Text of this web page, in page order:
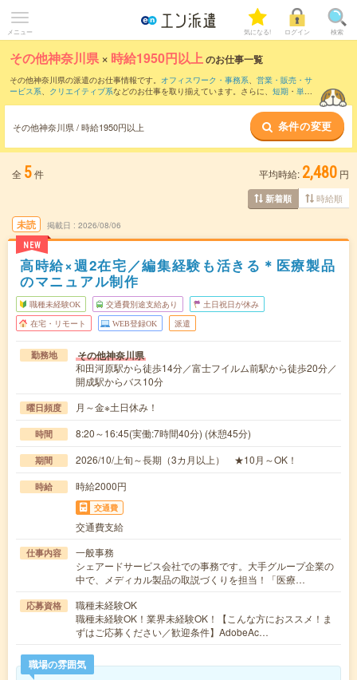
メニュー 気になる! ログイン 検索
その他神奈川県 × 時給1950円以上のお仕事一覧
その他神奈川県の派遣のお仕事情報です。 オフィスワーク・事務系、 営業・販売・サ
ービス系、 クリエイティブ系などのお仕事を取り揃えています。さらに、 短期 ・ 単発
その他神奈川県 / 時給1950円以上 条件の変更
全 5件 平均時給: 2,480 円
新着順 時給順
未読
NEW
掲載日 2026/08/06
高時給×週2在宅／編集経験も活きる＊医療製品
のマニュアル制作
職種未経験OK 交通費別途支給あり 土日祝日が休み
在宅・リモート WEB登録OK 派遣
勤務地 その他神奈川県
和田河原駅から徒歩14分／富士フイルム前駅から徒歩20分／
開成駅からバス10分
曜日頻度 月～金※土日休み！
時間 8:20～16:45(実働:7時間40分) (休憩45分)
期間 2026/10/上旬～長期（3カ月以上） ★10月～OK！
時給 時給2000円
交通費
交通費支給
仕事内容
一般事務
シェアードサービス会社での事務です。大手グループ企業の
中で、メディカル製品の取説づくりを担当！「医療…
応募資格
職種未経験OK
職種未経験OK！業界未経験OK！【こんな方におススメ！ま
ずはご応募ください／歓迎条件】AdobeAc…
職場の雰囲気